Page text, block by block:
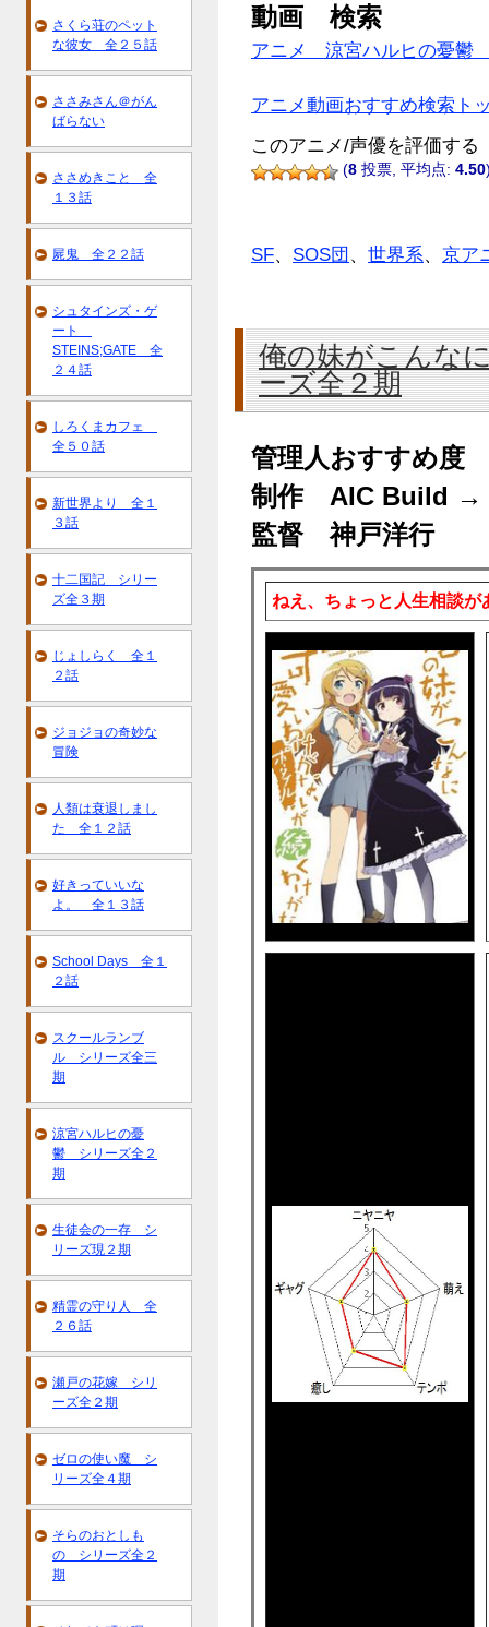
動画 検索
アニメ 涼宮ハルヒの憂鬱
アニメ動画おすすめ検索ト
このアニメ/声優を評価する
(8 投票, 平均点: 4.50
SF、 SOS団 、 世界系、 京ア
俺の妹がこんな
ーズ全２期
管理人おすすめ
制作 AIC Build →
監督 神戸洋行
ねえ、ちょっと人生相談が
さくら荘のペット
な彼女 全２５話
ささみさん＠がん
ばらない
ささめきこと 全
１３話
屍鬼 全２２話
シュタインズ・ゲ
ート
STEINS;GATE 全
２４話
しろくまカフェ
全５０話
新世界より 全１
３話
十二国記 シリー
ズ全３期
じょしらく 全１
２話
ジョジョの奇妙な
冒険
人類は衰退しまし
た 全１２話
好きっていいな
よ。 全１３話
School Days 全１
２話
スクールランブ
ル シリーズ全三
期
涼宮ハルヒの憂
鬱 シリーズ全２
期
生徒会の一存 シ
リーズ現２期
精霊の守り人 全
２６話
瀬戸の花嫁 シリ
ーズ全２期
ゼロの使い魔 シ
リーズ全４期
そらのおとしも
の シリーズ全２
期